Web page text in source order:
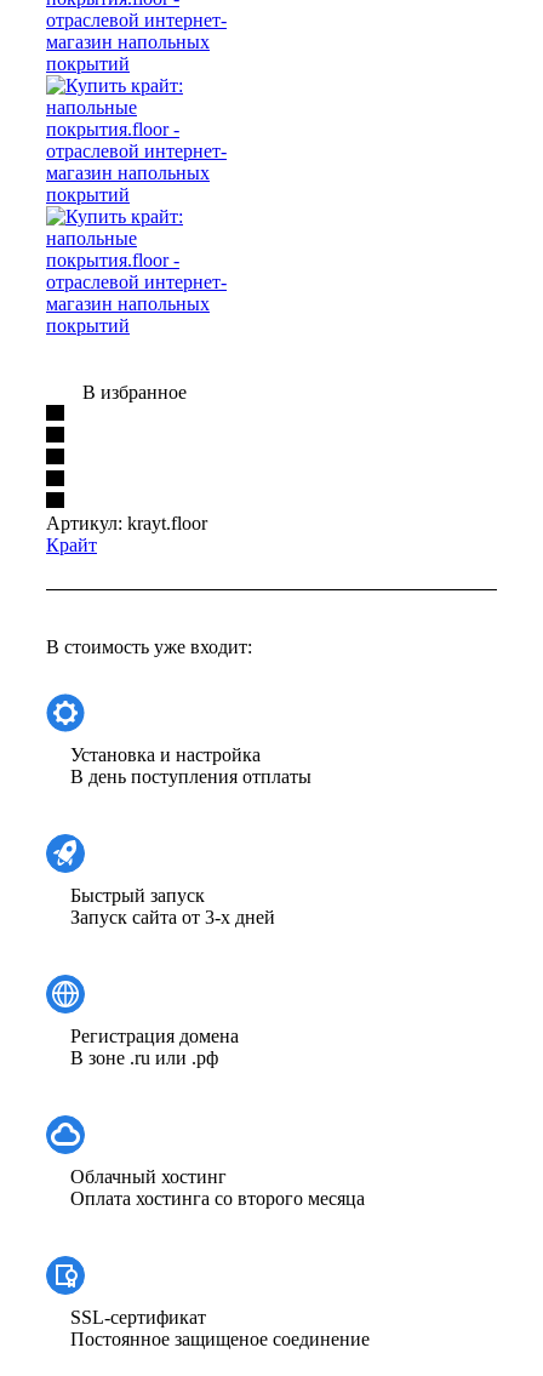
В избранное
Артикул: krayt.floor
Крайт
В стоимость уже входит:
Установка и настройка
В день поступления отплаты
Быстрый запуск
Запуск сайта от 3-х дней
Регистрация домена
В зоне .ru или .рф
Облачный хостинг
Оплата хостинга со второго месяца
SSL-сертификат
Постоянное защищеное соединение